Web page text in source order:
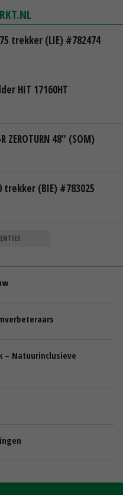
trekker (LIE) #782474
HIT 17160HT
ZEROTURN 48" (SOM)
trekker (BIE) #783025
– Natuurinclusieve